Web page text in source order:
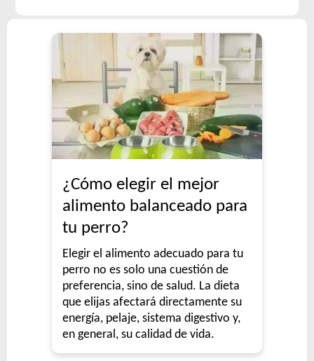
¿Cómo elegir el mejor
alimento balanceado para
tu perro?
Elegir el alimento adecuado para tu
perro no es solo una cuestión de
preferencia, sino de salud. La dieta
que elijas afectará directamente su
energía, pelaje, sistema digestivo y,
en general, su calidad de vida.